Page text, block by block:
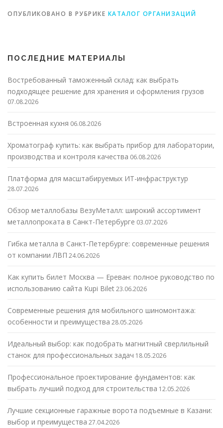
ОПУБЛИКОВАНО В РУБРИКЕ КАТАЛОГ ОРГАНИЗАЦИЙ
ПОСЛЕДНИЕ МАТЕРИАЛЫ
Востребованный таможенный склад: как выбрать
подходящее решение для хранения и оформления грузов
07.08.2026
Встроенная кухня 06.08.2026
Хроматограф купить: как выбрать прибор для лаборатории,
производства и контроля качества 06.08.2026
Платформа для масштабируемых ИТ-инфраструктур
28.07.2026
Обзор металлобазы ВезуМеталл: широкий ассортимент
металлопроката в Санкт-Петербурге 03.07.2026
Гибка металла в Санкт-Петербурге: современные решения
от компании ЛВП 24.06.2026
Как купить билет Москва — Ереван: полное руководство по
использованию сайта Kupi Bilet23.06.2026
Современные решения для мобильного шиномонтажа:
особенности и преимущества 28.05.2026
Идеальный выбор: как подобрать магнитный сверлильный
станок для профессиональных задач 18.05.2026
Профессиональное проектирование фундаментов: как
выбрать лучший подход для строительства 12.05.2026
Лучшие секционные гаражные ворота подъемные в Казани:
выбор и преимущества 27.04.2026